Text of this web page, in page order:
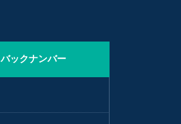
バックナンバー